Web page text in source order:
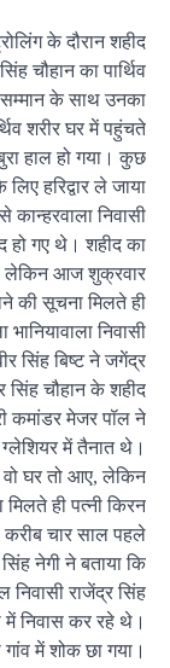
के दौरान शहीद
चौहान का पार्थिव
के साथ उनका
शरीर घर में पहुंचते
हाल हो गया। कुछ
हरिद्वार ले जाया
निवासी
हो गए थे। शहीद का
लेकिन आज शुक्रवार
की सूचना मिलते ही
निवासी
सिंह बिष्ट ने जगेंद्र
सिंह चौहान के शहीद
कमांडर मेजर पॉल ने
ग्लेशियर में तैनात थे।
घर तो आए, लेकिन
ही पत्नी किरन
करीब चार साल पहले
नेगी ने बताया कि
राजेंद्र सिंह
में निवास कर रहे थे।
में शोक छा गया।